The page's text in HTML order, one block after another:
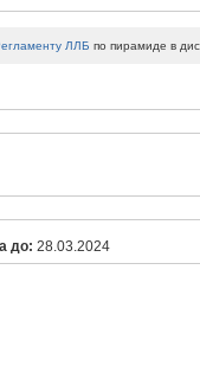
ЛЛБ по пирамиде в
до:28.03.2024